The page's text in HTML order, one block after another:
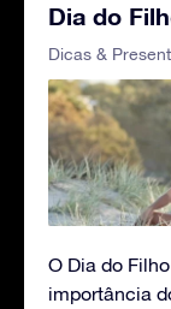
Dia do
Dicas &
O Dia do
importância